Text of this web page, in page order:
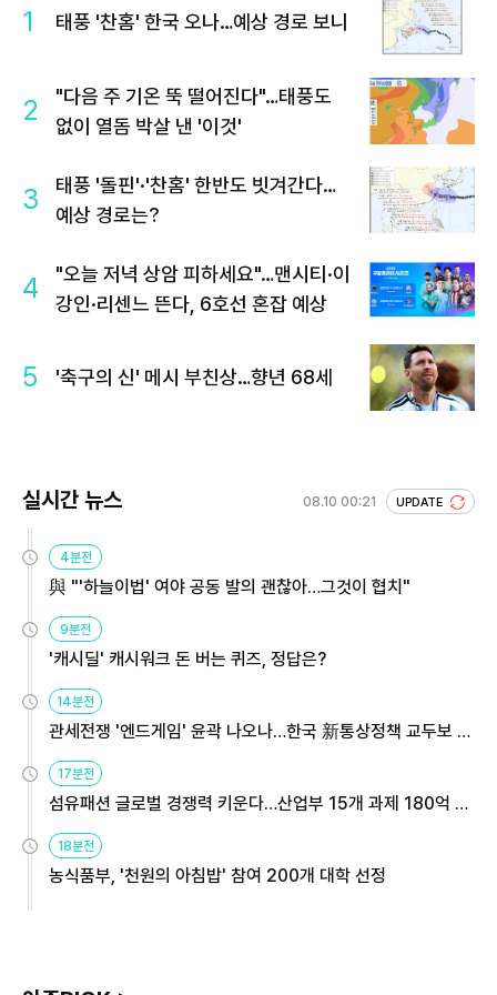
1 태풍 '찬홈' 한국 오나…예상 경로 보니
2
"다음 주 기온 뚝 떨어진다"…태풍도
없이 열돔 박살 낸 '이것'
3
태풍 '돌핀'·'찬홈' 한반도 빗겨간다…
예상 경로는?
4
"오늘 저녁 상암 피하세요"…맨시티·이
강인·리센느 뜬다, 6호선 혼잡 예상
5 '축구의 신' 메시 부친상…향년 68세
실시간 뉴스 08.10 00:21 UPDATE
4분전
與 "'하늘이법' 여야 공동 발의 괜찮아…그것이 협치"
9분전
'캐시딜' 캐시워크 돈 버는 퀴즈, 정답은?
14분전
관세전쟁 '엔드게임' 윤곽 나오나…한국 新통상정책 교두보 활
17분전
섬유패션 글로벌 경쟁력 키운다…산업부 15개 과제 180억 지
18분전
농식품부, '천원의 아침밥' 참여 200개 대학 선정